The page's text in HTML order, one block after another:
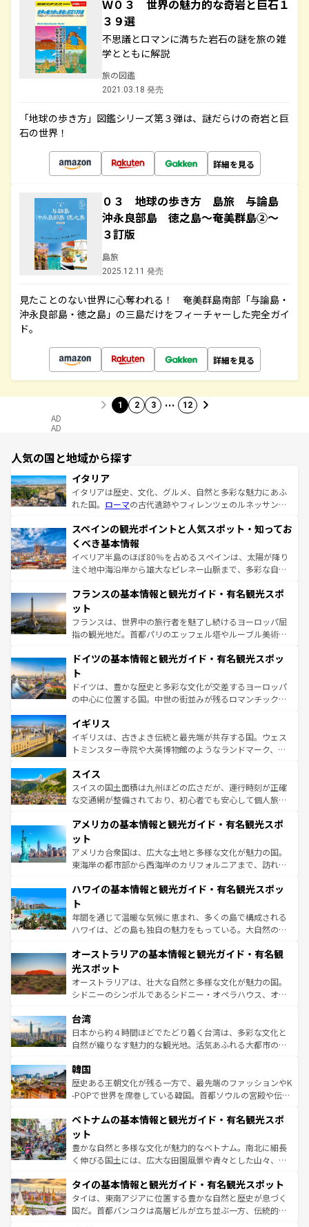
Ｗ０３ 世界の魅力的な奇岩と巨石１
３９選
不思議とロマンに満ちた岩石の謎を旅の雑
学とともに解説
旅の図鑑
2021.03.18 発売
「地球の歩き方」図鑑シリーズ第３弾は、謎だらけの奇岩と巨
石の世界！
詳細を見る
０３ 地球の歩き方 島旅 与論島
沖永良部島 徳之島～奄美群島②～
３訂版
島旅
2025.12.11 発売
見たことのない世界に心奪われる！ 奄美群島南部「与論島・
沖永良部島・徳之島」の三島だけをフィーチャーした完全ガイ
ド。
詳細を見る
1 2 3 … 12
AD
AD
人気の国と地域から探す
イタリア
イタリアは歴史、文化、グルメ、自然と多彩な魅力にあふ
れた国。 ローマの古代遺跡やフィレンツェのルネッサンス
ろん、トスカーナの美しい田園風景やアマルフィ海岸の絶
景など、自然景観も見逃せない。観光の合間には、本場の
ピザやパスタなど、絶品のイタリア料理を堪能することも
できる。朝目覚めてから夜眠るまで、すべての瞬間を楽し
なお、新着のイタリア情報はコンテンツ一覧を参照してほ
しい。
スペインの観光ポイントと人気スポット・知ってお
くべき基本情報
イベリア半島のほぼ80％を占めるスペインは、太陽が降り
注ぐ地中海沿岸から雄大なピレネー山脈まで、多彩な自然
文化が根付くこの国では、情熱的なフラメンコ、熱気あふ
れる闘牛、そして美味しいタパスが生活の一部となってい
る。首都マドリードの洗練された雰囲気や、バルセロナの
アートに溢れた街角から、地方では古代ローマ遺跡や中世
せる。地方によって風土や気候が異なるスペインはその個
ンテンツ一覧 を参照してほしい。
フランスの基本情報と観光ガイド・有名観光スポ
ット
フランスは、世界中の旅行者を魅了し続けるヨーロッパ屈
指の観光地だ。首都パリのエッフェル塔やルーブル美術館
で、幅広い魅力が詰まっている。華麗な宮殿、歴史的な大
聖堂、美しいビーチ、そして豊かな自然が、訪れる者を心
から魅了する。また、フランスは美食の国としても知ら
れ、フランス料理はユネスコ無形文化遺産にも登録されて
香り高いラベンダー畑など、多彩な楽しみ方が可能だ。さ
らに、パリ以外の地域にも魅力が溢れており、どの街角に
も豊かな歴史と文化が息づいている。パリ以外の個性あふ
を参照してほしい。
ドイツの基本情報と観光ガイド・有名観光スポッ
ト
ドイツは、豊かな歴史と多彩な文化が交差するヨーロッパ
の中心に位置する国。中世の街並みが残るロマンチック街
顔を持つこの国は、どこを歩いても飽きることがない。ベ
ルリンの文化的活気、バイエルン州のアルプスの絶景、そ
してライン川沿いのワイン畑といった風景は必見。ビール
は、お酒好きな人にはぜひ体験してほしい。 なお、新着の
ドイツ情報はコンテンツ一覧を参照してほしい。
イギリス
イギリスは、古きよき伝統と最先端が共存する国。ウェス
トミンスター寺院や大英博物館のようなランドマーク、歴
リアごとに異なる魅力がある。また、優雅なアフタヌーン
ティー、ビール好きにはたまらない英国パブ、サッカー観
戦など、本場だからこそできる体験も豊富。イギリスを旅
ンツ一覧を参照してほしい。
スイス
スイスの国土面積は九州ほどの広さだが、運行時刻が正確
な交通網が整備されており、初心者でも安心して個人旅行
の建物がそのまま残る町や、スイスならではのユニークな
博物館もあり、アルプス観光だけでなく町歩きも満喫する
ことができる。国民の所得が高いため物価も高いが、旅行
者向けの交通パス提供のサービスもあり、うまく活用すれ
着のスイス情報はコンテンツ一覧を参照してほしい。
アメリカの基本情報と観光ガイド・有名観光スポ
ット
アメリカ合衆国は、広大な土地と多様な文化が魅力の国。
東海岸の都市部から西海岸のカリフォルニアまで、訪れる
のような巨大都市は、観光、ショッピング、エンターテイ
ンメントが詰まった刺激的なスポットだ。一方、アメリカ
西部には大自然が広がり、グランドキャニオンやイエロー
ストーン国立公園といった絶景が堪能できる。さらに、南
文化が魅力。旅行者はアメリカの各地域で異なる魅力を楽
しみながら、その多様性と豊かな歴史を感じることができ
るだろう。車でのロードトリップや列車の旅も、アメリカ
ならではの贅沢な旅のスタイルだ。 なお、新着のアメリカ
情報は コンテンツ一覧 を参照してほしい。
ハワイの基本情報と観光ガイド・有名観光スポッ
ト
年間を通じて温暖な気候に恵まれ、多くの島で構成される
ハワイは、どの島も独自の魅力をもっている。大自然の神
ワイ島は見逃せない。また、定番の観光地といえばオアフ
島だが、静かな自然を求めるならマウイ島やカウアイ島が
おすすめ。エメラルドグリーンに輝く海をはじめ、豊かな
文化や歴史が息づいている。「アロハスピリット」と呼ば
人々、おいしいローカルフードやハワイアンミュージッ
ク、伝統的なフラダンスなど、すべてがハワイの魅力を彩
っている。訪れるたびに新しい発見と感動が待っているハ
はコンテンツ一覧
オーストラリアの基本情報と観光ガイド・有名観
光スポット
オーストラリアは、壮大な自然と多様な文化が魅力の国。
シドニーのシンボルであるシドニー・オペラハウス、オー
リアリーフや大陸中央部にそびえるウルル（エアーズロッ
ク）、タスマニアの美しい原生林やケアンズの熱帯雨林な
ど、見どころがたくさん。また、カフェやワイン、オージ
いる。アクティビティも充実しており、サーフィンやダイ
ビング、ハイキングなど、アウトドア好きにはたまらな
い。オーストラリアの多彩な魅力を存分に味わいつくそ
参照してほしい。
台湾
日本から約４時間ほどでたどり着く台湾は、多彩な文化と
自然が織りなす魅力的な観光地。活気あふれる大都市の台
ン）、静ひつな山岳地帯である台湾東部など、都市の喧騒
と山間の静けさが共存しており、訪れる人に新しい発見と
驚きをもたらしてくれる。また、奥深い台湾の食文化も魅
容にもいいと評判のスイーツなど、バラエティ豊かな料理
照してほしい。
韓国
歴史ある王朝文化が残る一方で、最先端のファッションやK
-POPで世界を席巻している韓国。首都ソウルの宮殿や伝統
き、地方に足を延ばせば四季折々の自然美を楽しむことが
できる。そして、キムチや焼肉、絶品のストリートフード
まで、さまざまな韓国料理が待っている。夜には、韓国な
らではのナイトライフも堪能できる。あたたかいホスピタ
わってみてほしい。 なお、新着の韓国情報はコンテンツ一
覧 を参照してほしい。
ベトナムの基本情報と観光ガイド・有名観光スポ
ット
豊かな自然と多様な文化が魅力的なベトナム。南北に細長
く伸びる国土には、広大な田園風景や青々とした山々、世
急速な発展と共に伝統が息づく。ハノイの古い町並みやホ
ーチミン市のフランス統治時代の建物も、独特の雰囲気を
醸し出している。また、バラエティの豊かさとおいしさで
タイの基本情報と観光ガイド・有名観光スポット
タイは、東南アジアに位置する豊かな自然と歴史が息づく
国だ。首都バンコクは高層ビルが立ち並ぶ一方、伝統的な